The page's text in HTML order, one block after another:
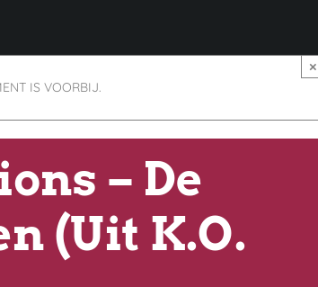
IS VOORBIJ.
×
– De
(Uit K.O.